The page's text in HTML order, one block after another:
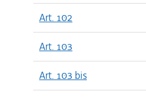
Art. 102
Art. 103
Art. 103 bis